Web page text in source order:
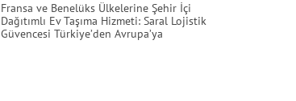
Fransa ve Benelüks Ülkelerine Şehir İçi
Dağıtımlı Ev Taşıma Hizmeti: Saral Lojistik
Güvencesi Türkiye’den Avrupa’ya